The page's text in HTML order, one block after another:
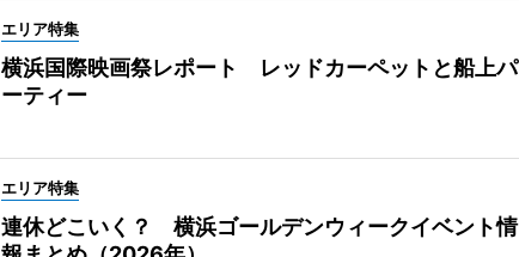
エリア特集
横浜国際映画祭レポート レッドカーペットと船上パ
ーティー
エリア特集
連休どこいく？ 横浜ゴールデンウィークイベント情